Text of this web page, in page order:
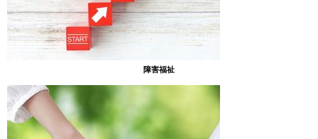
夏休みももうすぐ終わり。あったまぁる北では、秋の室内装飾の
準備を始めました。みんなでキノコや栗や落ち葉など、秋の風物
の折り紙で、壁に貼り出す作品を作っています。
障害福祉